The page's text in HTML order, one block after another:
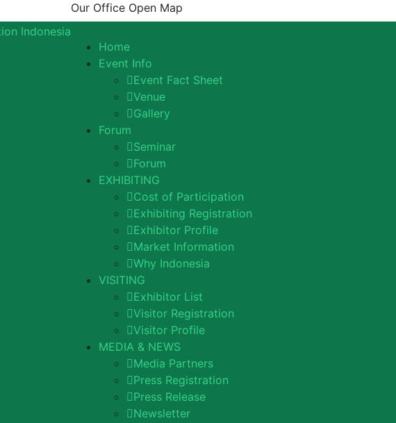
Our Office Open Map
Home
Event Info
Event Fact Sheet
Venue
Gallery
Forum
Seminar
Forum
EXHIBITING
Cost of Participation
Exhibiting Registration
Exhibitor Profile
Market Information
Why Indonesia
VISITING
Exhibitor List
Visitor Registration
Visitor Profile
MEDIA & NEWS
Media Partners
Press Registration
Press Release
Newsletter